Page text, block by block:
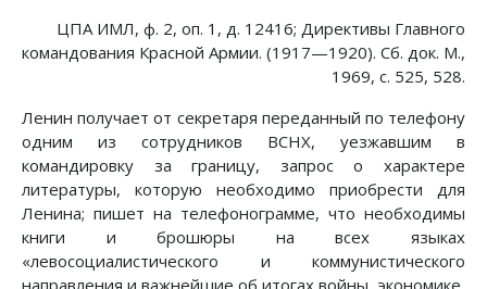
ЦПА ИМЛ, ф. 2, оп. 1, д. 12416; Директивы Главного
командования Красной Армии. (1917—1920). Сб. док. М.,
1969, с. 525, 528.
Ленин получает от секретаря переданный по телефону
одним из сотрудников ВСНХ, уезжавшим в
командировку за границу, запрос о характере
литературы, которую необходимо приобрести для
Ленина; пишет на телефонограмме, что необходимы
книги и брошюры на всех языках
«левосоциалистического и коммунистического